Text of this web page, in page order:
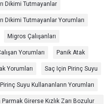
Dikimi Tutmayanlar
Dikimi Tutmayanlar Yorumları
Migros Çalışanları
Yorumları Panik Atak
Yorumları Saç Için Pirinç Suyu
Suyu Kullananların Yorumları
Girerse Kızlık Zarı Bozulur